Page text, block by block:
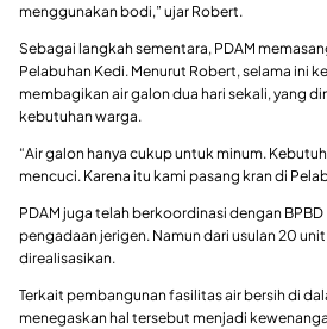
menggunakan bodi,” ujar Robert.
Sebagai langkah sementara, PDAM
Pelabuhan Kedi. Menurut Robert, selama ini
membagikan air galon dua hari sekali, yang
kebutuhan warga.
“Air galon hanya cukup untuk minum.
mencuci. Karena itu kami pasang kran di
PDAM juga telah berkoordinasi dengan
pengadaan jerigen. Namun dari usulan 20
direalisasikan.
Terkait pembangunan fasilitas air bersih di
menegaskan hal tersebut menjadi